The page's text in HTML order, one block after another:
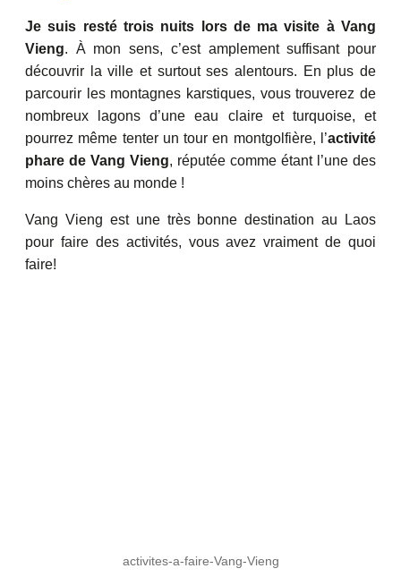
Je suis resté trois nuits lors de ma visite à Vang
Vieng. À mon sens, c’est amplement suffisant pour
découvrir la ville et surtout ses alentours. En plus de
parcourir les montagnes karstiques, vous trouverez de
nombreux lagons d’une eau claire et turquoise, et
pourrez même tenter un tour en montgolfière, l’activité
phare de Vang Vieng, réputée comme étant l’une des
moins chères au monde !
Vang Vieng est une très bonne destination au Laos
pour faire des activités, vous avez vraiment de quoi
faire!
activites-a-faire-Vang-Vieng